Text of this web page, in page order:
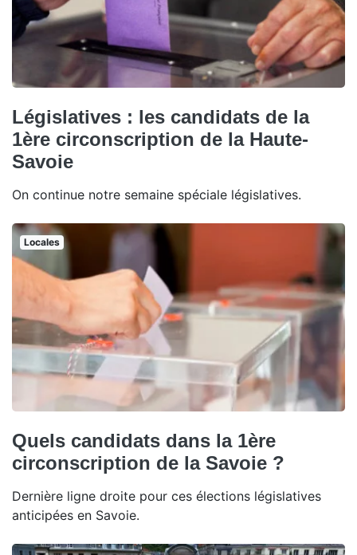
Législatives : les candidats de la
1ère circonscription de la Haute-
Savoie
On continue notre semaine spéciale législatives.
Locales
Quels candidats dans la 1ère
circonscription de la Savoie ?
Dernière ligne droite pour ces élections législatives
anticipées en Savoie.